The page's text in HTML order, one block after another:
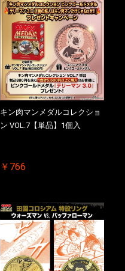
キン肉マンメダルコレクショ
ン VOL.7【単品】1個入
￥766